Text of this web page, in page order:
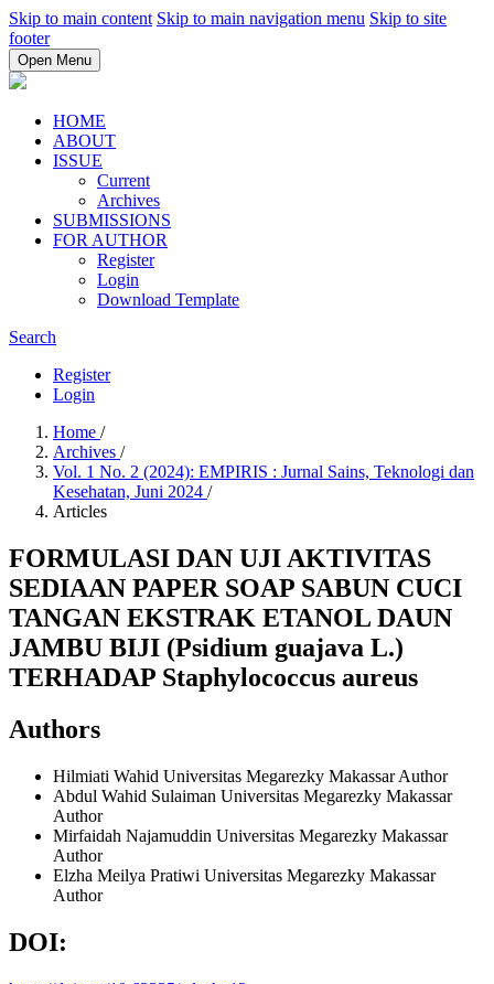
Skip to main content Skip to main navigation menu Skip to site
footer
Open Menu
HOME
ABOUT
ISSUE
Current
Archives
SUBMISSIONS
FOR AUTHOR
Register
Login
Download Template
Search
Register
Login
Home /
Archives /
Vol. 1 No. 2 (2024): EMPIRIS : Jurnal Sains, Teknologi dan
Kesehatan, Juni 2024 /
Articles
FORMULASI DAN UJI AKTIVITAS
SEDIAAN PAPER SOAP SABUN CUCI
TANGAN EKSTRAK ETANOL DAUN
JAMBU BIJI (Psidium guajava L.)
TERHADAP Staphylococcus aureus
Authors
Hilmiati Wahid Universitas Megarezky MakassarAuthor
Abdul Wahid Sulaiman Universitas Megarezky Makassar
Author
Mirfaidah Najamuddin Universitas Megarezky Makassar
Author
Elzha Meilya Pratiwi Universitas Megarezky Makassar
Author
DOI: